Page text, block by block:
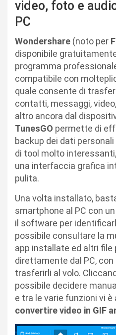
video, foto e
PC
Wondershare (noto per
disponibile
programma
compatibile con
quale consente di
contatti, messaggi,
altro ancora dal
TunesGO permette di
backup dei dati
di tool molto
una interfaccia grafica
pulita.
Una volta installato,
smartphone al PC con
il software per
possibile consultare la
app installate ed altri
direttamente dal PC,
trasferirli al volo.
possibile decidere
e tra le varie funzioni vi
convertire video in GIF